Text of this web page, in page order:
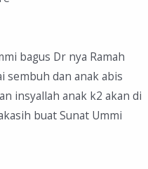
bagus Dr nya Ramah
sembuh dan anak abis
insyallah anak k2 akan di
buat Sunat Ummi